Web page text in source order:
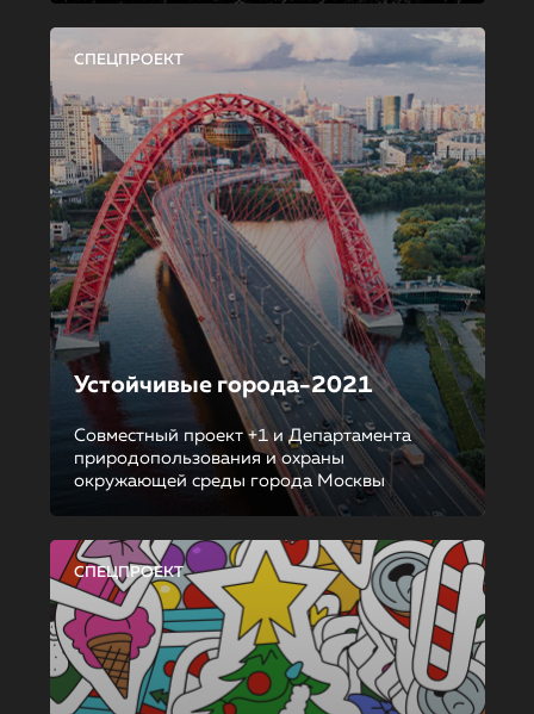
СПЕЦПРОЕКТ
Устойчивые города-2021
Совместный проект +1 и Департамента
природопользования и охраны
окружающей среды города Москвы
СПЕЦПРОЕКТ